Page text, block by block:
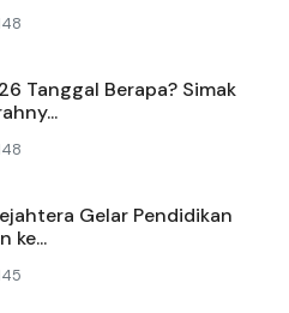
Tanggal Berapa? Simak
Gelar Pendidikan
ke...